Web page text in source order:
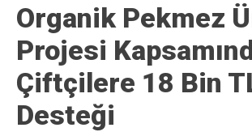
Organik Pekmez
Projesi
Çiftçilere 18 Bin
Desteği